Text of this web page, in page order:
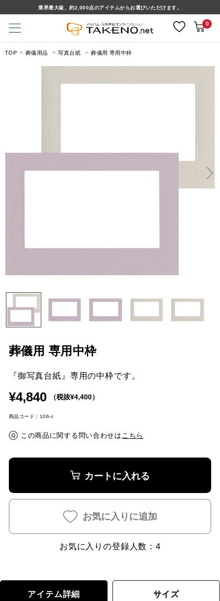
業界最大級、約2,000点のアイテムからお選びいただけます。
0
TOP 葬儀用品 写真台紙 葬儀用 専用中枠
葬儀用 専用中枠
『御写真台紙』専用の中枠です。
¥4,840 （税抜¥4,400）
商品コード：106-c
この商品に関する問い合わせはこちら
カートに入れる
お気に入りに追加
お気に入りの登録人数：4
アイテム詳細 サイズ